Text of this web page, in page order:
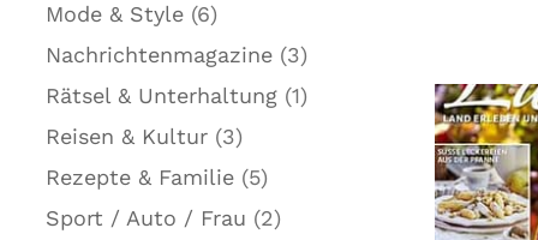
Mode & Style (6)
Nachrichtenmagazine (3)
Rätsel & Unterhaltung (1)
Reisen & Kultur (3)
Rezepte & Familie (5)
Sport / Auto / Frau (2)